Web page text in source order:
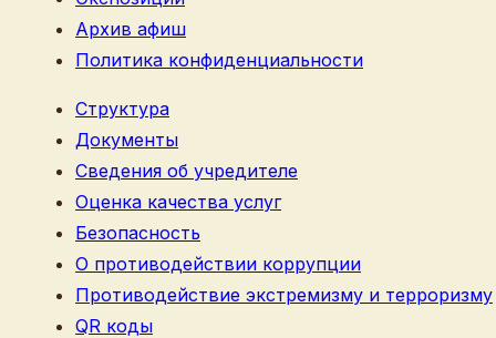
Архив афиш
Политика конфиденциальности
Структура
Документы
Сведения об учредителе
Оценка качества услуг
Безопасность
О противодействии коррупции
Противодействие экстремизму и терроризму
QR коды